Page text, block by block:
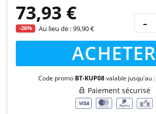
73,93 €
-26% Au lieu de :99,90 € -
ACHETER
Code promo BT-KUP08valable jusqu'au :
Paiement sécurisé